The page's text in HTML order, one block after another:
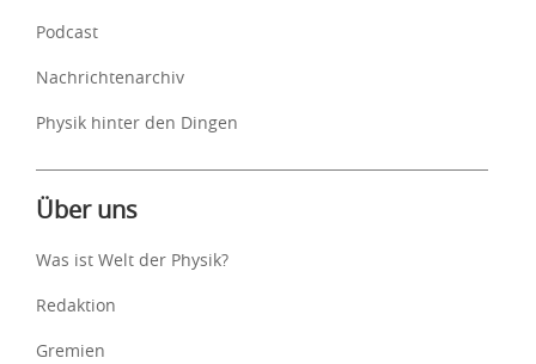
Podcast
Nachrichtenarchiv
Physik hinter den Dingen
Über uns
Was ist Welt der Physik?
Redaktion
Gremien